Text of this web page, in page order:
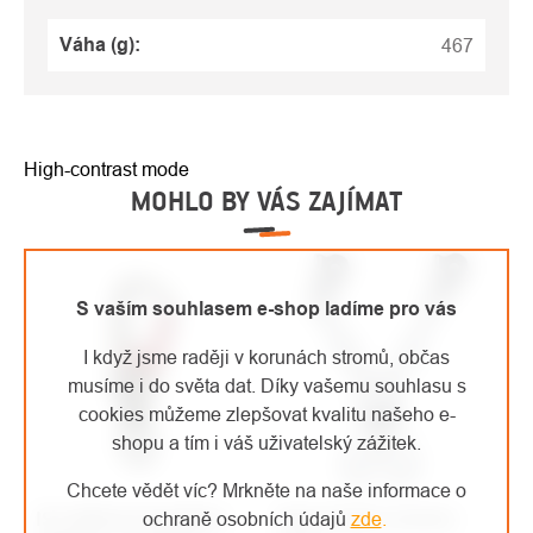
S vaším souhlasem e-shop ladíme pro vás
I když jsme raději v korunách stromů, občas
musíme i do světa dat. Díky vašemu souhlasu s
cookies můžeme zlepšovat kvalitu našeho e-
shopu a tím i váš uživatelský zážitek.
Chcete vědět víc? Mrkněte na naše informace o
ochraně osobních údajů zde.
Váha (g): 467
High-contrast mode
MOHLO BY VÁS ZAJÍMAT
ISC dlaňová karabina
Rock Empire Anchor